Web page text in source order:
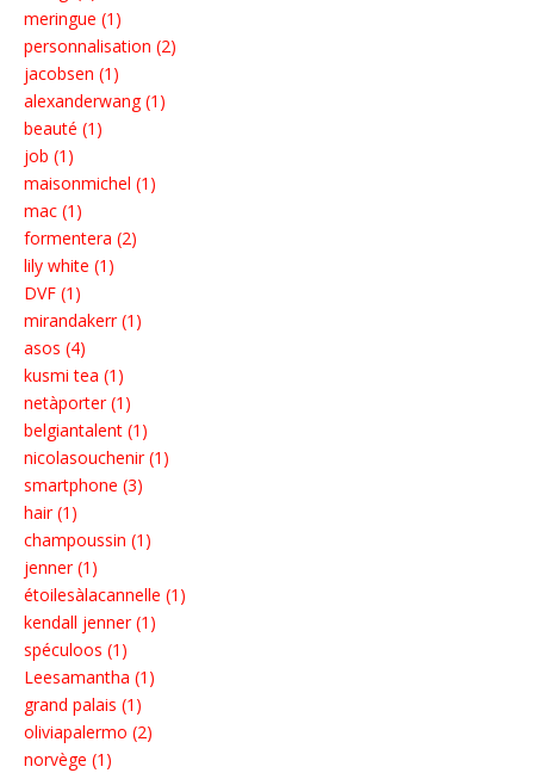
meringue (1)
personnalisation (2)
jacobsen (1)
alexanderwang (1)
beauté (1)
job (1)
maisonmichel (1)
mac (1)
formentera (2)
lily white (1)
DVF (1)
mirandakerr (1)
asos (4)
kusmi tea (1)
netàporter (1)
belgiantalent (1)
nicolasouchenir (1)
smartphone (3)
hair (1)
champoussin (1)
jenner (1)
étoilesàlacannelle (1)
kendall jenner (1)
spéculoos (1)
Leesamantha (1)
grand palais (1)
oliviapalermo (2)
norvège (1)